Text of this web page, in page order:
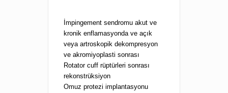
İmpingement sendromu akut ve
kronik enflamasyonda ve açık
veya artroskopik dekompresyon
ve akromiyoplasti sonrası
Rotator cuff rüptürleri sonrası
rekonstrüksiyon
Omuz protezi implantasyonu